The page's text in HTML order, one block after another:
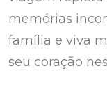
memórias
família e viva
seu coração